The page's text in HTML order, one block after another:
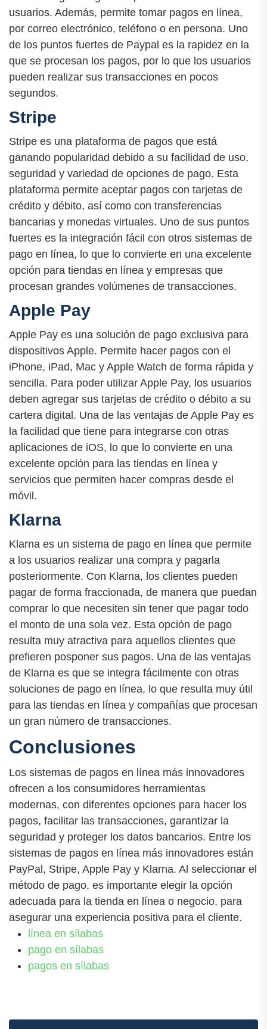
usuarios. Además, permite tomar pagos en línea,
por correo electrónico, teléfono o en persona. Uno
de los puntos fuertes de Paypal es la rapidez en la
que se procesan los pagos, por lo que los usuarios
pueden realizar sus transacciones en pocos
segundos.
Stripe
Stripe es una plataforma de pagos que está
ganando popularidad debido a su facilidad de uso,
seguridad y variedad de opciones de pago. Esta
plataforma permite aceptar pagos con tarjetas de
crédito y débito, así como con transferencias
bancarias y monedas virtuales. Uno de sus puntos
fuertes es la integración fácil con otros sistemas de
pago en línea, lo que lo convierte en una excelente
opción para tiendas en línea y empresas que
procesan grandes volúmenes de transacciones.
Apple Pay
Apple Pay es una solución de pago exclusiva para
dispositivos Apple. Permite hacer pagos con el
iPhone, iPad, Mac y Apple Watch de forma rápida y
sencilla. Para poder utilizar Apple Pay, los usuarios
deben agregar sus tarjetas de crédito o débito a su
cartera digital. Una de las ventajas de Apple Pay es
la facilidad que tiene para integrarse con otras
aplicaciones de iOS, lo que lo convierte en una
excelente opción para las tiendas en línea y
servicios que permiten hacer compras desde el
móvil.
Klarna
Klarna es un sistema de pago en línea que permite
a los usuarios realizar una compra y pagarla
posteriormente. Con Klarna, los clientes pueden
pagar de forma fraccionada, de manera que puedan
comprar lo que necesiten sin tener que pagar todo
el monto de una sola vez. Esta opción de pago
resulta muy atractiva para aquellos clientes que
prefieren posponer sus pagos. Una de las ventajas
de Klarna es que se integra fácilmente con otras
soluciones de pago en línea, lo que resulta muy útil
para las tiendas en línea y compañías que procesan
un gran número de transacciones.
Conclusiones
Los sistemas de pagos en línea más innovadores
ofrecen a los consumidores herramientas
modernas, con diferentes opciones para hacer los
pagos, facilitar las transacciones, garantizar la
seguridad y proteger los datos bancarios. Entre los
sistemas de pagos en línea más innovadores están
PayPal, Stripe, Apple Pay y Klarna. Al seleccionar el
método de pago, es importante elegir la opción
adecuada para la tienda en línea o negocio, para
asegurar una experiencia positiva para el cliente.
línea en sílabas
pago en sílabas
pagos en sílabas